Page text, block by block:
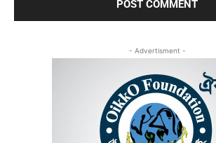
- Advertisment -